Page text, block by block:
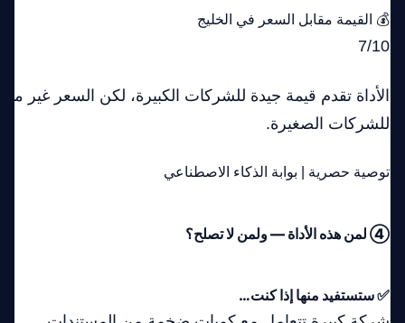
💰 القيمة مقابل السعر في الخليج
7/10
الأداة تقدم قيمة جيدة للشركات الكبيرة، لكن السعر غير
للشركات الصغيرة.
توصية حصرية | بوابة الذكاء الاصطناعي
④ لمن هذه الأداة — ولمن لا تصلح؟
✅ ستستفيد منها إذا كنت…